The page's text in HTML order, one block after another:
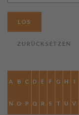
A B C D E F G H I
N O P Q R S T U V